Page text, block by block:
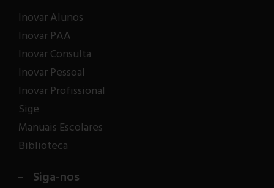
Inovar Alunos
Inovar PAA
Inovar Consulta
Inovar Pessoal
Inovar Profissional
Sige
Manuais Escolares
Biblioteca
Siga-nos